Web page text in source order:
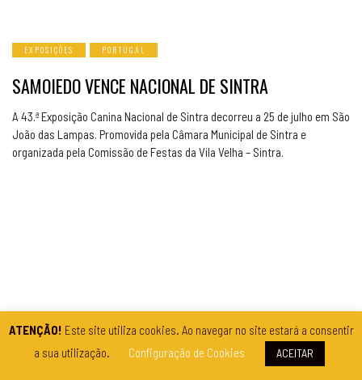
EXPOSIÇÕES PORTUGAL
SAMOIEDO VENCE NACIONAL DE SINTRA
A 43.ª Exposição Canina Nacional de Sintra decorreu a 25 de julho em São
João das Lampas. Promovida pela Câmara Municipal de Sintra e
organizada pela Comissão de Festas da Vila Velha – Sintra.
ATENÇÃO! Este site utiliza cookies. Ao navegar no site estará a consentir
a sua utilização.
Configuração de Cookies ACEITAR